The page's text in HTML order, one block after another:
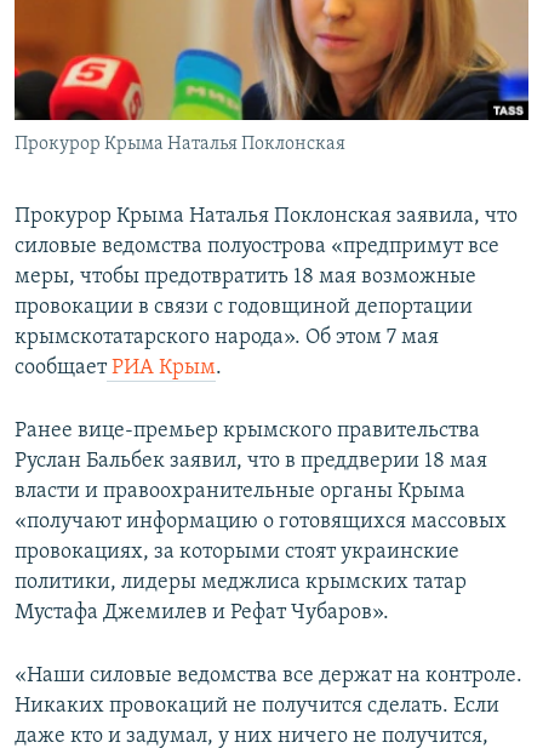
КРЫМ.НЕПОКОРЕННЫЙ
ELIFBE
УКРАИНСКАЯ ПРОБЛЕМА КРЫМА
Прокурор Крыма Наталья Поклонская
Прокурор Крыма Наталья Поклонская заявила, что
силовые ведомства полуострова «предпримут все
меры, чтобы предотвратить 18 мая возможные
провокации в связи с годовщиной депортации
крымскотатарского народа». Об этом 7 мая
сообщаетРИА Крым.
Ранее вице-премьер крымского правительства
Руслан Бальбек заявил, что в преддверии 18 мая
власти и правоохранительные органы Крыма
«получают информацию о готовящихся массовых
провокациях, за которыми стоят украинские
политики, лидеры меджлиса крымских татар
Мустафа Джемилев и Рефат Чубаров».
«Наши силовые ведомства все держат на контроле.
Никаких провокаций не получится сделать. Если
даже кто и задумал, у них ничего не получится,